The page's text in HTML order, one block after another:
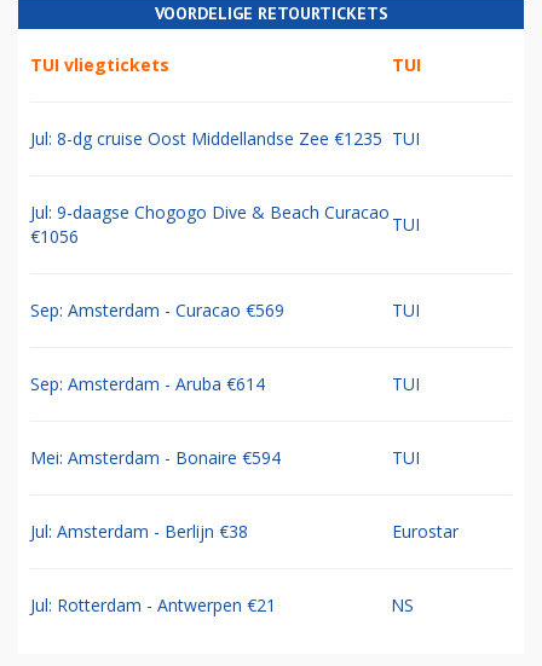
VOORDELIGE RETOURTICKETS
TUI vliegtickets TUI
Jul: 8-dg cruise Oost Middellandse Zee €1235 TUI
Jul: 9-daagse Chogogo Dive & Beach Curacao
€1056
TUI
Sep: Amsterdam - Curacao €569 TUI
Sep: Amsterdam - Aruba €614 TUI
Mei: Amsterdam - Bonaire €594 TUI
Jul: Amsterdam - Berlijn €38 Eurostar
Jul: Rotterdam - Antwerpen €21 NS